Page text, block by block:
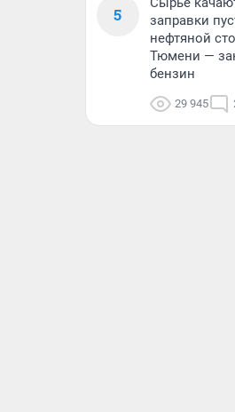
5
заправки
нефтяной
Тюмени —
бензин
29 945